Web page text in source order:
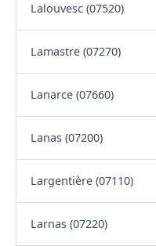
Lalouvesc (07520)
Lamastre (07270)
Lanarce (07660)
Lanas (07200)
Largentière (07110)
Larnas (07220)